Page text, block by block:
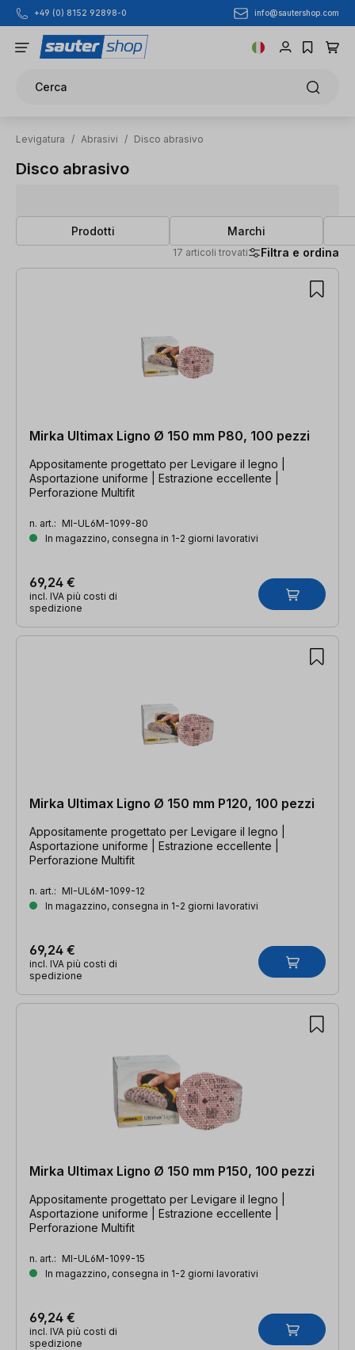
Passa al contenuto principale
+49 (0) 8152 92898-0 info@sautershop.com
Cerca
Levigatura / Abrasivi / Disco abrasivo
Disco abrasivo
Prodotti Marchi
17 articoli trovati Filtra e ordina
17 articoli trovati
Mirka Ultimax Ligno Ø 150 mm P80, 100 pezzi
Appositamente progettato per Levigare il legno |
Asportazione uniforme | Estrazione eccellente |
Perforazione Multifit
n. art.: MI-UL6M-1099-80
In magazzino, consegna in 1-2 giorni lavorativi
69,24 €
incl. IVA più costi di
spedizione
Mirka Ultimax Ligno Ø 150 mm P120, 100 pezzi
Appositamente progettato per Levigare il legno |
Asportazione uniforme | Estrazione eccellente |
Perforazione Multifit
n. art.: MI-UL6M-1099-12
In magazzino, consegna in 1-2 giorni lavorativi
69,24 €
incl. IVA più costi di
spedizione
Mirka Ultimax Ligno Ø 150 mm P150, 100 pezzi
Appositamente progettato per Levigare il legno |
Asportazione uniforme | Estrazione eccellente |
Perforazione Multifit
n. art.: MI-UL6M-1099-15
In magazzino, consegna in 1-2 giorni lavorativi
69,24 €
incl. IVA più costi di
spedizione